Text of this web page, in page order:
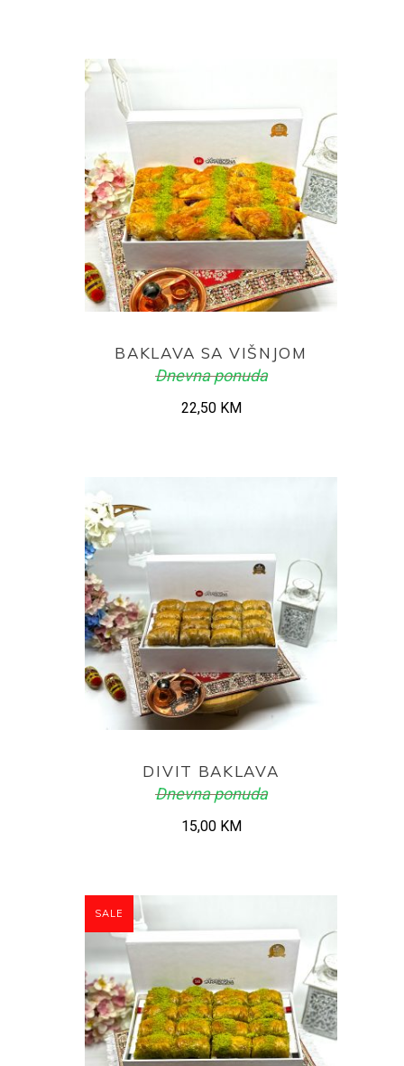
BAKLAVA SA VIŠNJOM
Dnevna ponuda
22,50 KM
DIVIT BAKLAVA
Dnevna ponuda
15,00 KM
SALE